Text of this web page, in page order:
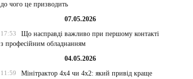
до чого це призводить
07.05.2026
17:53
Що насправді важливо при першому контакті
з професійним обладнанням
04.05.2026
11:59
Мінітрактор 4х4 чи 4х2: який привід краще